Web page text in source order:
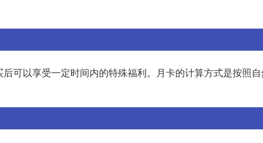
可以享受一定时间内的特殊福利。月卡的计算方式是按照